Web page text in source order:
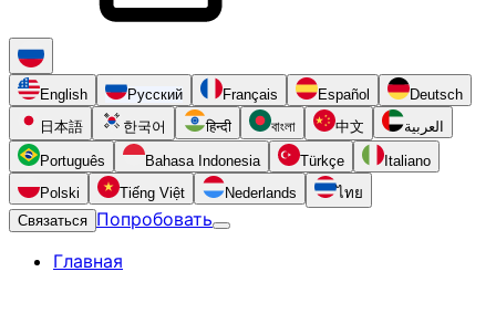
English Русский Français Español
Deutsch
日本語
한국어 हिन्दी বাংলা 中文 العربية
Português Bahasa Indonesia Türkçe
Italiano
Polski
Tiếng Việt Nederlands
ไทย
Связаться Попробовать
Главная